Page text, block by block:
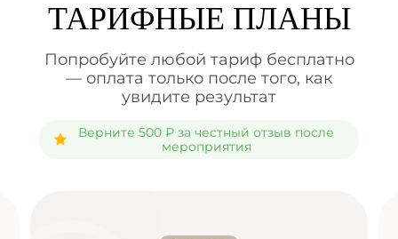
ТАРИФНЫЕ ПЛАНЫ
Попробуйте любой тариф бесплатно
— оплата только после того, как
увидите результат
Верните 500 ₽ за честный отзыв после
мероприятия